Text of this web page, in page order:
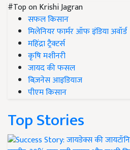
#Top on Krishi Jagran
सफल किसान
मिलेनियर फार्मर ऑफ इंडिया अवॉर्ड
महिंद्रा ट्रैक्टर्स
कृषि मशीनरी
जायद की फसल
बिज़नेस आइडियाज
पीएम किसान
Top Stories